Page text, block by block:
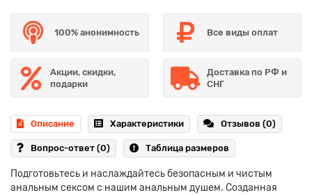
100% анонимность Все виды оплат
Акции, скидки,
подарки
Доставка по РФ и
СНГ
Описание Характеристики Отзывов (0)
Вопрос-ответ (0) Таблица размеров
Подготовьтесь и наслаждайтесь безопасным и чистым
анальным сексом с нашим анальным душем. Созданная